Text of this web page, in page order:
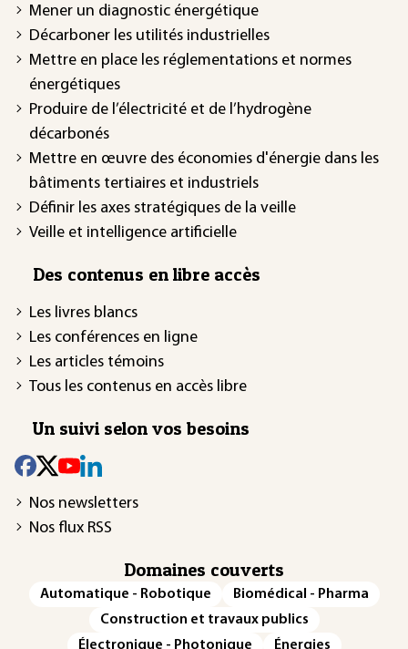
Mener un diagnostic énergétique
Décarboner les utilités industrielles
Mettre en place les réglementations et normes
énergétiques
Produire de l’électricité et de l’hydrogène
décarbonés
Mettre en œuvre des économies d'énergie dans les
bâtiments tertiaires et industriels
Définir les axes stratégiques de la veille
Veille et intelligence artificielle
Des contenus en libre accès
Les livres blancs
Les conférences en ligne
Les articles témoins
Tous les contenus en accès libre
Un suivi selon vos besoins
Nos newsletters
Nos flux RSS
Domaines couverts
Automatique - Robotique
Biomédical - Pharma
Construction et travaux publics
Électronique - Photonique
Énergies